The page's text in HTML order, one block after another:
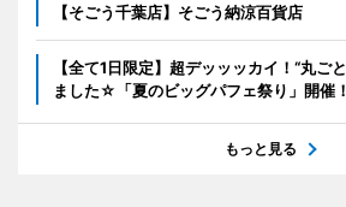
【そごう千葉店】そごう納涼百貨店
【全て1日限定】超デッッッカイ！“丸ご
ました☆「夏のビッグパフェ祭り」開催！
もっと見る